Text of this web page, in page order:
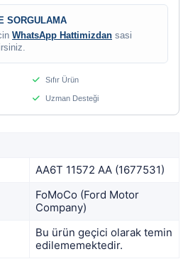
SORGULAMA
WhatsApp Hattimizdan sasi
Sıfır Ürün
Uzman Desteği
AA6T 11572 AA (1677531)
FoMoCo (Ford Motor
Company)
Bu ürün geçici olarak temin
edilememektedir.